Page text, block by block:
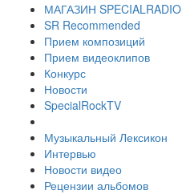
МАГАЗИН SPECIALRADIO
SR Recommended
Прием композиций
Прием видеоклипов
Конкурс
Новости
SpecialRockTV
Музыкальный Лексикон
Интервью
Новости видео
Рецензии альбомов